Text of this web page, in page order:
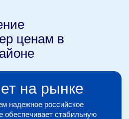
ценам в
на рынке
надежное российское
обеспечивает стабильную